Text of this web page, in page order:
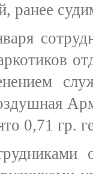
ранее
0,71 гр.